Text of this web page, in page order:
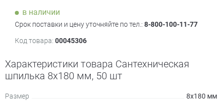
в наличии
Срок поставки и цену уточняйте по тел.: 8-800-100-11-77
Код товара: 00045306
Характеристики товара Сантехническая
шпилька 8х180 мм, 50 шт
Размер
8х180 мм